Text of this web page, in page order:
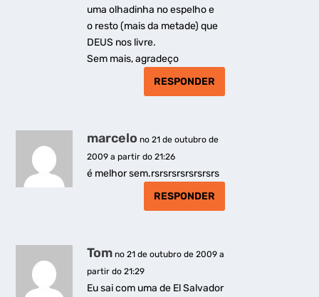
uma olhadinha no espelho e
o resto (mais da metade) que
DEUS nos livre.
Sem mais, agradeço
RESPONDER
marcelo no 21 de outubro de
2009 a partir do 21:26
é melhor sem.rsrsrsrsrsrsrsrs
RESPONDER
Tom no 21 de outubro de 2009 a
partir do 21:29
Eu sai com uma de El Salvador